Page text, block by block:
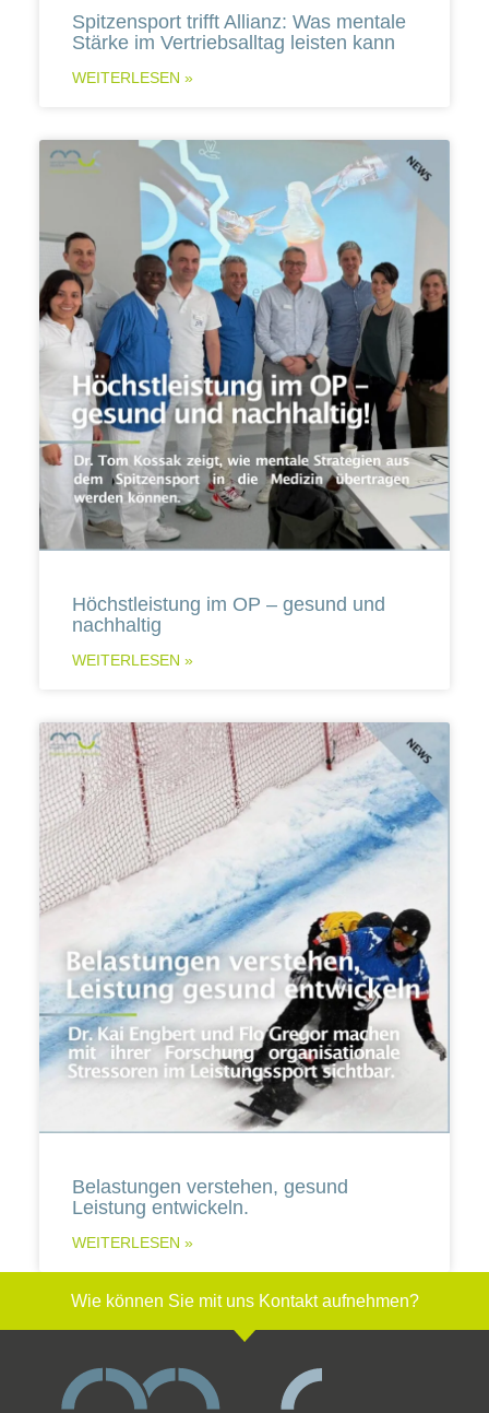
Spitzensport trifft Allianz: Was mentale
Stärke im Vertriebsalltag leisten kann
WEITERLESEN »
Höchstleistung im OP – gesund und
nachhaltig
WEITERLESEN »
Belastungen verstehen, gesund
Leistung entwickeln.
WEITERLESEN »
Wie können Sie mit uns Kontakt aufnehmen?